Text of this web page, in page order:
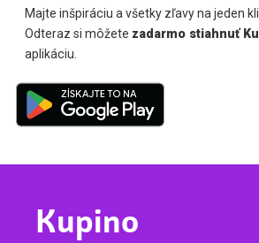
Majte inšpiráciu a všetky zľavy na jeden
Odteraz si môžete zadarmo stiahnuť
aplikáciu.
Kupino